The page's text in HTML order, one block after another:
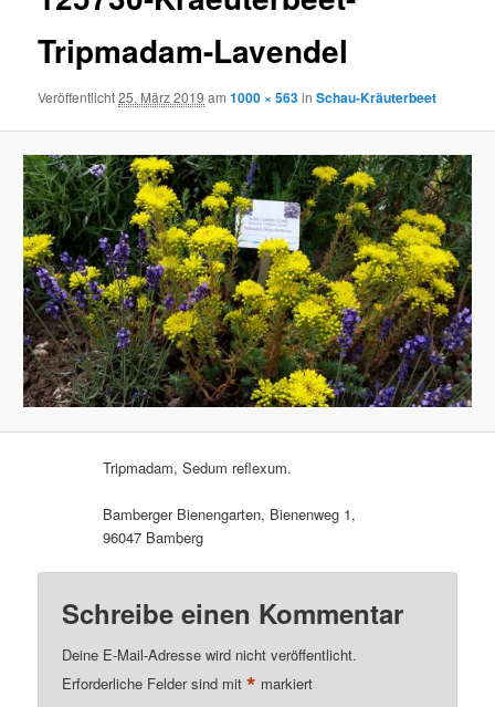
Tripmadam-Lavendel
Veröffentlicht25. März 2019 am1000 × 563inSchau-Kräuterbeet
Tripmadam, Sedum reflexum.
Bamberger Bienengarten, Bienenweg 1,
96047 Bamberg
Schreibe einen Kommentar
Deine E-Mail-Adresse wird nicht veröffentlicht.
Erforderliche Felder sind mit* markiert